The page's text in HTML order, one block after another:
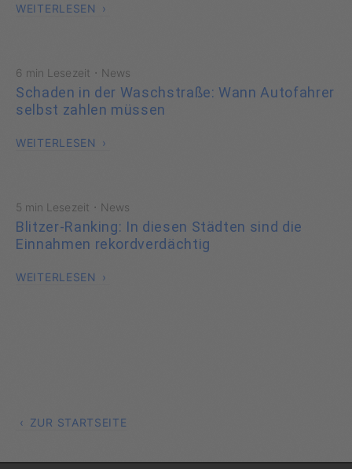
WEITERLESEN
6 min Lesezeit · News
Schaden in der Waschstraße: Wann Autofahrer
selbst zahlen müssen
WEITERLESEN
5 min Lesezeit · News
Blitzer-Ranking: In diesen Städten sind die
Einnahmen rekordverdächtig
WEITERLESEN
ZUR STARTSEITE